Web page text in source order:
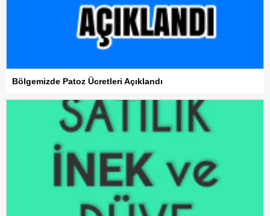
Bölgemizde Patoz Ücretleri Açıklandı